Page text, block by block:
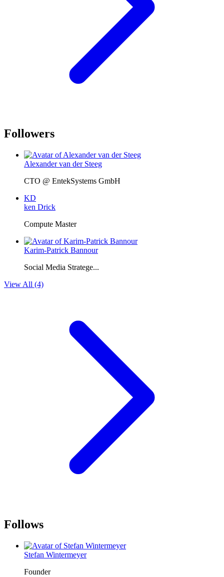
Followers
Alexander van der Steeg
CTO @ EntekSystems GmbH
KD
ken Drick
Compute Master
Karim-Patrick Bannour
Social Media Stratege...
View All (4)
Follows
Stefan Wintermeyer
Founder